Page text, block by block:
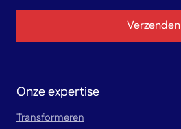
Verzenden
Onze expertise
Transformeren